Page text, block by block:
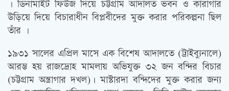
। ডিনামাইট ফিউজ দিয়ে চট্টগ্রাম আদালত ভবন ও কারাগার
উড়িয়ে দিয়ে বিচারাধীন বিপ্লবীদের মুক্ত করার পরিকল্পনা ছিল
তাঁর ।
১৯৩১ সালের এপ্রিল মাসে এক বিশেষ আদালতে (ট্রাইব্যুনালে)
আরম্ভ হয় রাজদ্রোহ মামলায় অভিযুক্ত ৩২ জন বন্দির বিচার
(চট্টগ্রাম অস্ত্রাগার দখল)। মাস্টারদা বন্দিদের মুক্ত করার জন্য